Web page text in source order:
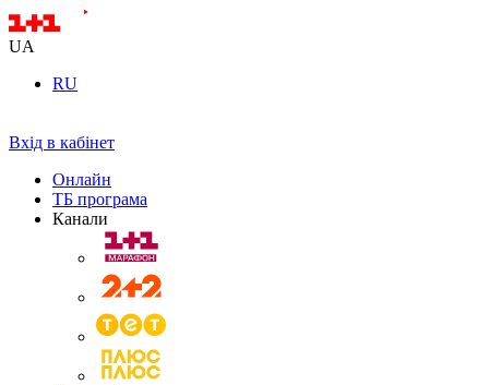
UA
RU
Вхід в кабінет
Онлайн
ТБ програма
Канали